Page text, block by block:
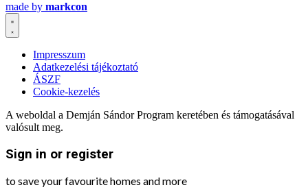
made by markcon
Impresszum
Adatkezelési tájékoztató
ÁSZF
Cookie-kezelés
A weboldal a Demján Sándor Program keretében és támogatásával
valósult meg.
Sign in or register
to save your favourite homes and more